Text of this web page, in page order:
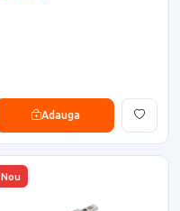
Adauga
Nou